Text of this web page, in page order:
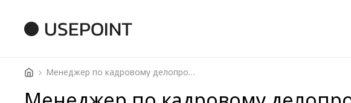
USEPOINT
Менеджер по кадровому делопроизводству